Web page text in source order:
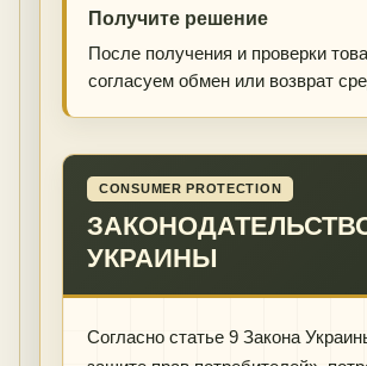
Получите решение
После получения и проверки
согласуем обмен или возврат
CONSUMER PROTECTION
УКРАИНЫ
Согласно статье 9 Закона